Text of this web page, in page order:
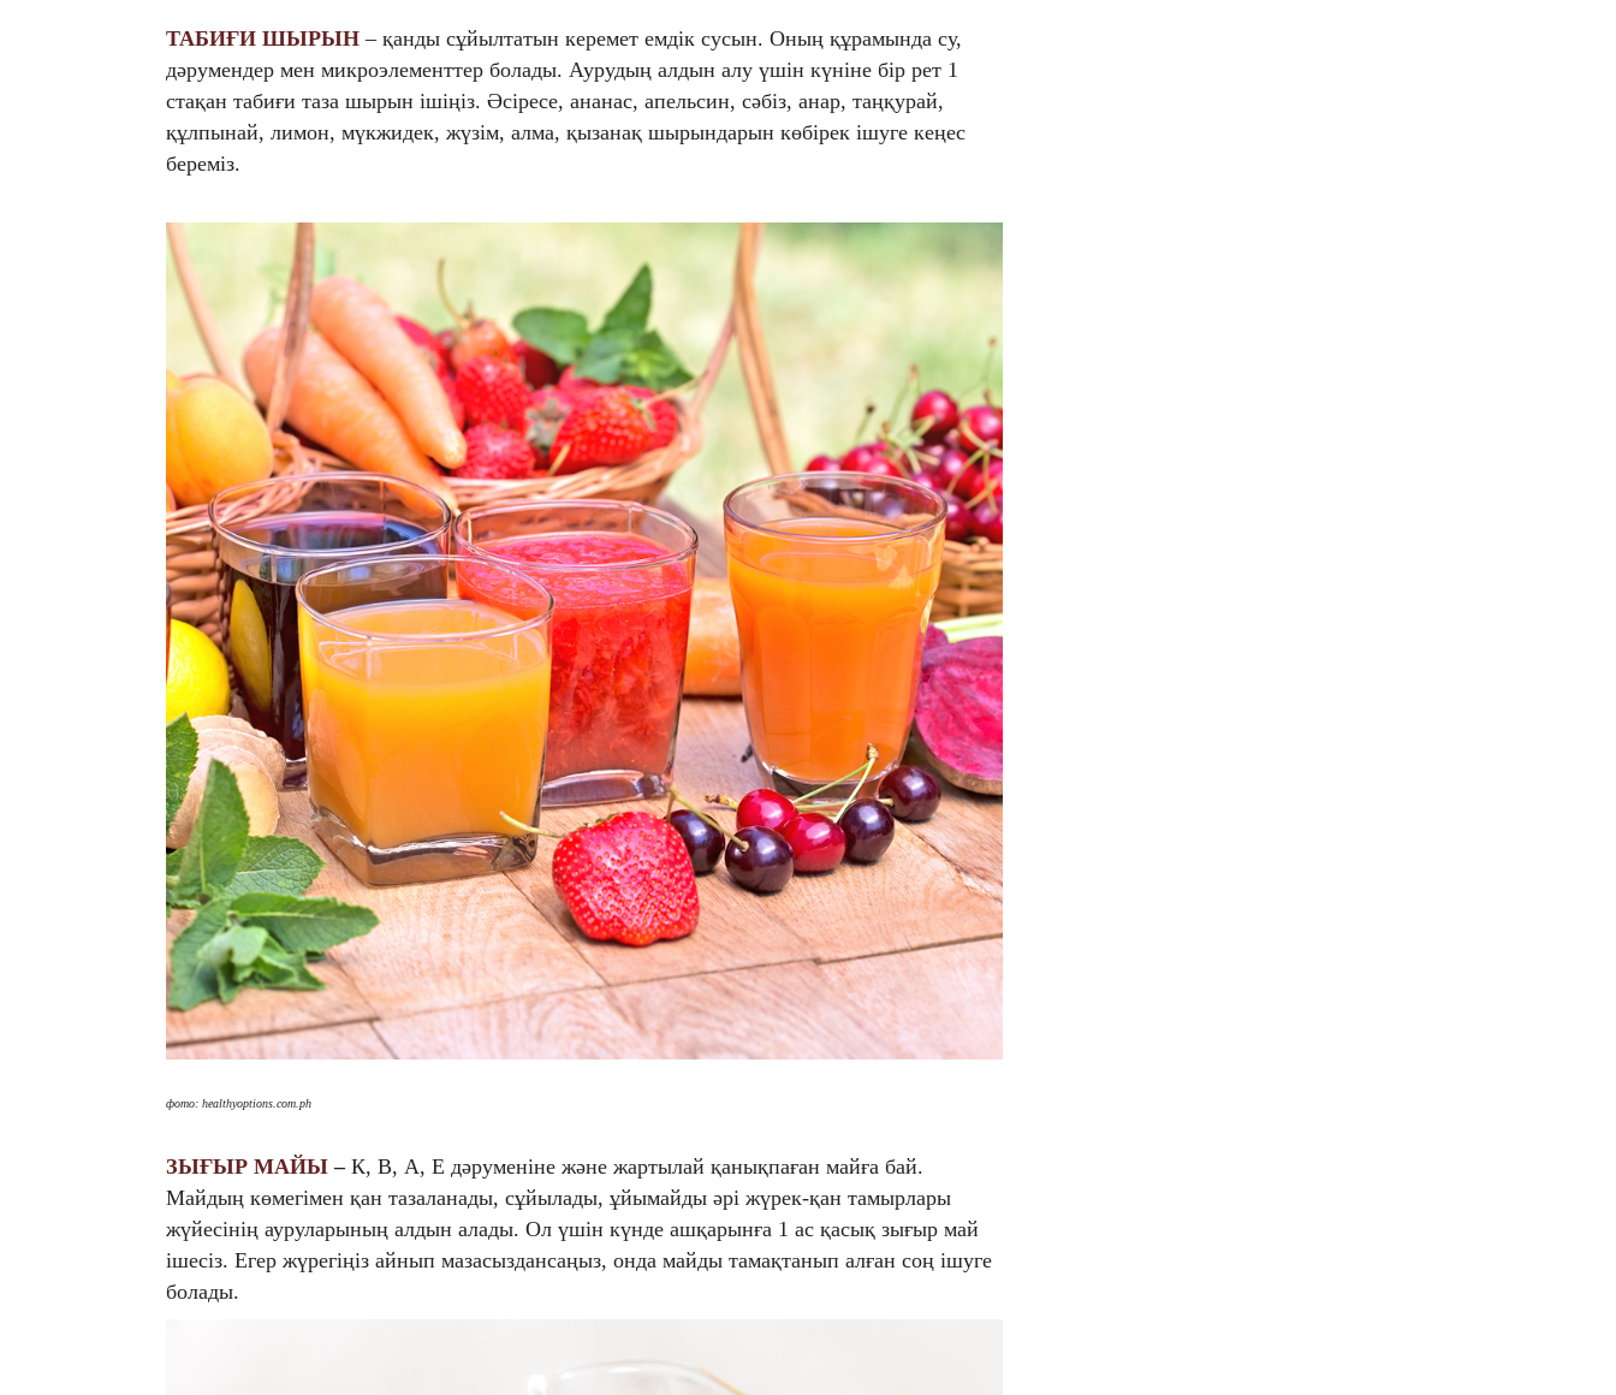
ТАБИҒИ ШЫРЫН – қанды сұйылтатын керемет емдік сусын. Оның құрамында су,
дәрумендер мен микроэлементтер болады. Аурудың алдын алу үшін күніне бір рет 1
стақан табиғи таза шырын ішіңіз. Әсіресе, ананас, апельсин, сәбіз, анар, таңқурай,
құлпынай, лимон, мүкжидек, жүзім, алма, қызанақ шырындарын көбірек ішуге кеңес
береміз.
фото: healthyoptions.com.ph
ЗЫҒЫР МАЙЫ – К, B, А, Е дәруменіне және жартылай қанықпаған майға бай.
Майдың көмегімен қан тазаланады, сұйылады, ұйымайды әрі жүрек-қан тамырлары
жүйесінің ауруларының алдын алады. Ол үшін күнде ашқарынға 1 ас қасық зығыр май
ішесіз. Егер жүрегіңіз айнып мазасыздансаңыз, онда майды тамақтанып алған соң ішуге
болады.